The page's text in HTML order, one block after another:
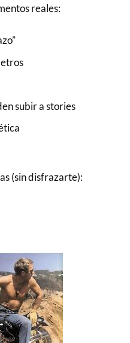
reales:
subir a stories
(sin disfrazarte):